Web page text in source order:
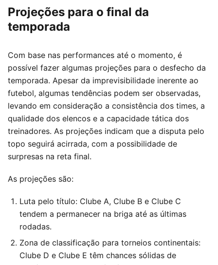
Projeções para o final da
temporada
Com base nas performances até o momento, é
possível fazer algumas projeções para o desfecho da
temporada. Apesar da imprevisibilidade inerente ao
futebol, algumas tendências podem ser observadas,
levando em consideração a consistência dos times, a
qualidade dos elencos e a capacidade tática dos
treinadores. As projeções indicam que a disputa pelo
topo seguirá acirrada, com a possibilidade de
surpresas na reta final.
As projeções são:
Luta pelo título: Clube A, Clube B e Clube C
tendem a permanecer na briga até as últimas
rodadas.
Zona de classificação para torneios continentais:
Clube D e Clube E têm chances sólidas de